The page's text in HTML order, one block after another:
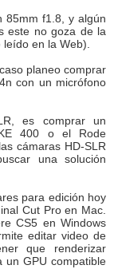
85mm f1.8, y algún
este no goza de la
en la Web).
planeo comprar
con un micrófono
es comprar un
400 o el Rode
cámaras HD-SLR
una solución
para edición hoy
Cut Pro en Mac.
CS5 en Windows
editar video de
que renderizar
un GPU compatible